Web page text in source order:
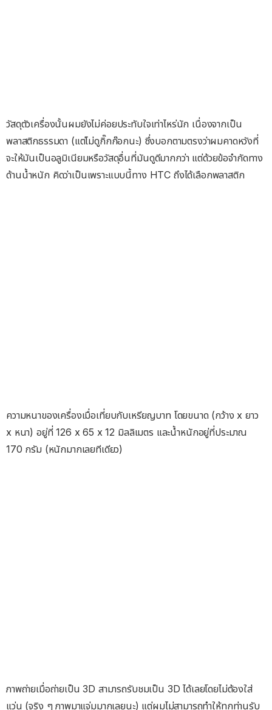
วัสดุตัวเครื่องนั้นผมยังไม่ค่อยประทับใจเท่าไหร่นัก เนื่องจากเป็น
พลาสติกธรรมดา (แต่ไม่ดูกิ๊กก๊อกนะ) ซึ่งบอกตามตรงว่าผมคาดหวังที่
จะให้มันเป็นอลูมิเนียมหรือวัสดุอื่นที่มันดูดีมากกว่า แต่ด้วยข้อจำกัดทาง
ด้านน้ำหนัก คิดว่าเป็นเพราะแบบนี้ทาง HTC ถึงได้เลือกพลาสติก
ความหนาของเครื่องเมื่อเที่ยบกับเหรียญบาท โดยขนาด (กว้าง x ยาว
x หนา) อยู่ที่ 126 x 65 x 12 มิลลิเมตร และน้ำหนักอยู่ที่ประมาณ
170 กรัม (หนักมากเลยทีเดียว)
ภาพถ่ายเมื่อถ่ายเป็น 3D สามารถรับชมเป็น 3D ได้เลยโดยไม่ต้องใส่
แว่น (จริง ๆ ภาพมาแจ่มมากเลยนะ) แต่ผมไม่สามารถทำให้ทุกท่านรับ